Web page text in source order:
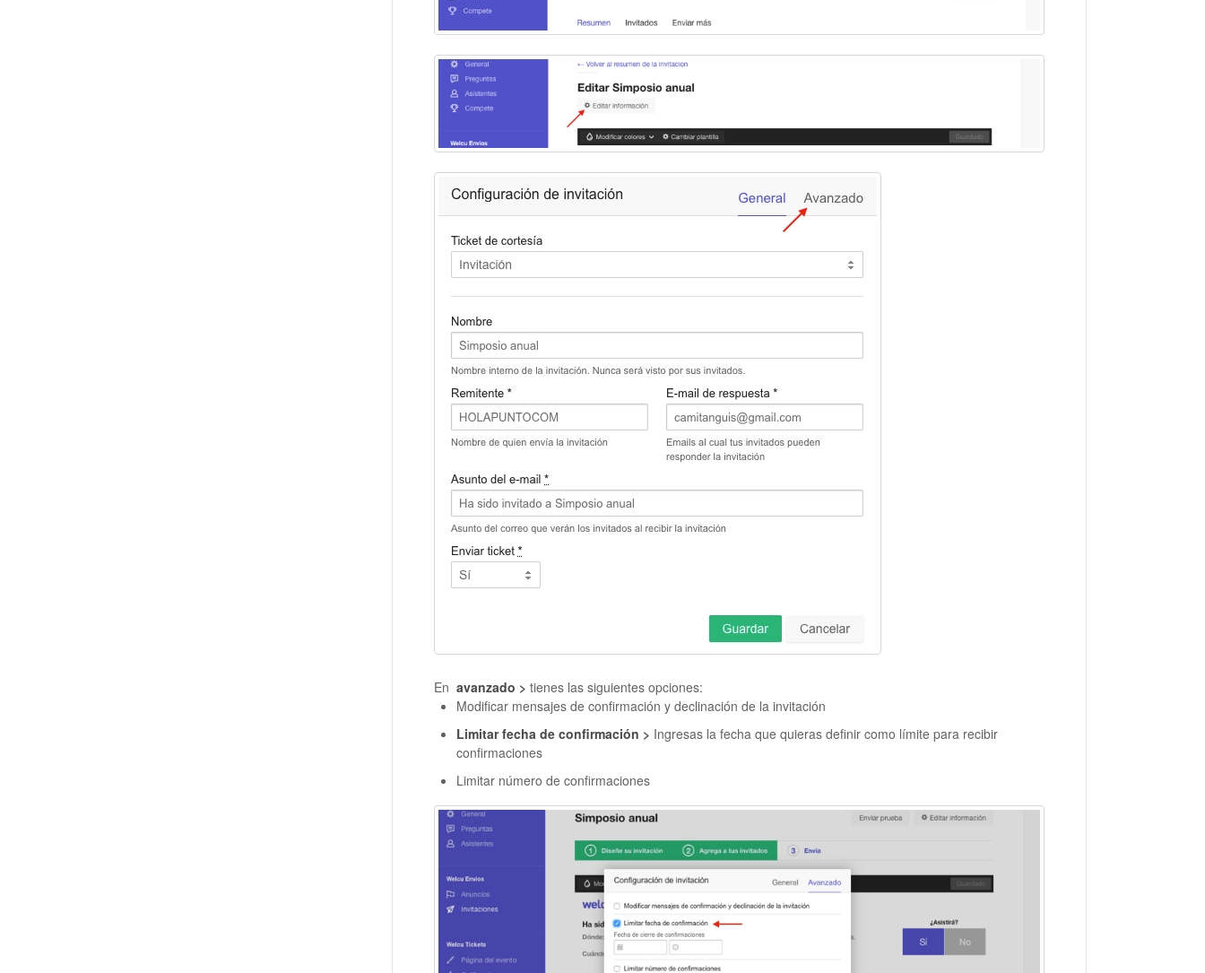
En avanzado > tienes las siguientes opciones:
Modificar mensajes de confirmación y declinación de la invitación
Limitar fecha de confirmación > Ingresas la fecha que quieras definir como límite para recibir
confirmaciones
Limitar número de confirmaciones